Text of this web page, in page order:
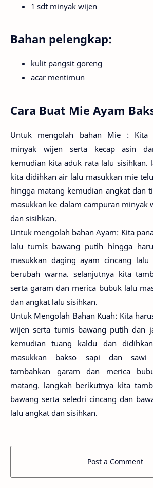
1 sdt minyak wijen
Bahan pelengkap:
kulit pangsit goreng
acar mentimun
Cara Buat Mie Ayam
Untuk mengolah bahan Mie : Kita
minyak wijen serta kecap asin
kemudian kita aduk rata lalu sisihkan.
kita didihkan air lalu masukkan mie
hingga matang kemudian angkat dan
masukkan ke dalam campuran minyak
dan sisihkan.
Untuk mengolah bahan Ayam: Kita
lalu tumis bawang putih hingga
masukkan daging ayam cincang lalu
berubah warna. selanjutnya kita
serta garam dan merica bubuk lalu
dan angkat lalu sisihkan.
Untuk Mengolah Bahan Kuah: Kita
wijen serta tumis bawang putih dan
kemudian tuang kaldu dan
masukkan bakso sapi dan sawi
tambahkan garam dan merica
matang. langkah berikutnya kita
bawang serta seledri cincang dan
lalu angkat dan sisihkan.
Post a Comment